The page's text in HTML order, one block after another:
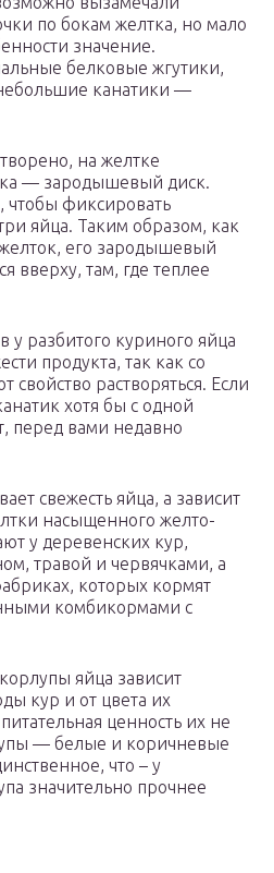
по бокам желтка, но мало
значение.
белковые жгутики,
канатики —
на желтке
— зародышевый диск.
чтобы фиксировать
яйца. Таким образом, как
его зародышевый
вверху, там, где теплее
у разбитого куриного яйца
продукта, так как со
растворяться. Если
хотя бы с одной
перед вами недавно
свежесть яйца, а зависит
насыщенного желто-
у деревенских кур,
травой и червячками, а
которых кормят
комбикормами с
яйца зависит
кур и от цвета их
ценность их не
— белые и коричневые
что – у
значительно прочнее